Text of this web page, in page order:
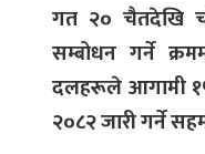
गत २० चैतदेखि
सम्बोधन गर्ने
दलहरूले आगामी १५
२०८२ जारी गर्ने